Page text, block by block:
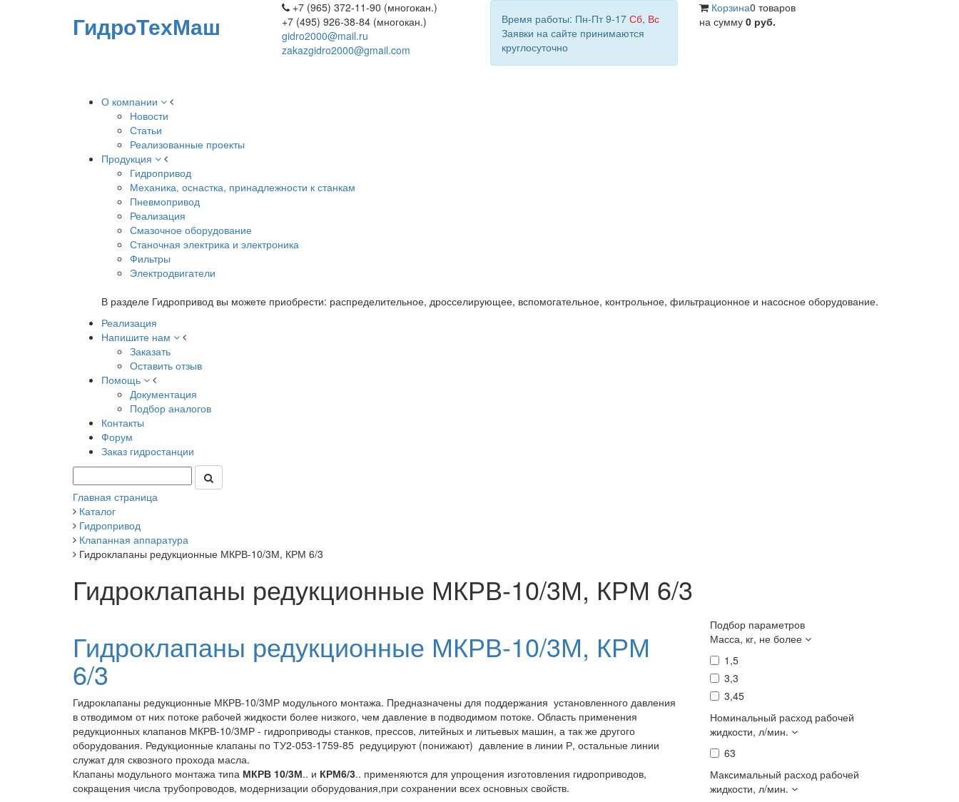
ГидроТехМаш
+7 (965) 372-11-90 (многокан.)
+7 (495) 926-38-84 (многокан.)
gidro2000@mail.ru
zakazgidro2000@gmail.com
Время работы: Пн-Пт 9-17 Сб, Вс
Заявки на сайте принимаются
круглосуточно
Корзина0 товаров
на сумму 0 руб.
О компании
Новости
Статьи
Реализованные проекты
Продукция
Гидропривод
Механика, оснастка, принадлежности к станкам
Пневмопривод
Реализация
Смазочное оборудование
Станочная электрика и электроника
Фильтры
Электродвигатели
В разделе Гидропривод вы можете приобрести: распределительное, дросселирующее, вспомогательное, контрольное, фильтрационное и насосное оборудование.
Реализация
Напишите нам
Заказать
Оставить отзыв
Помощь
Документация
Подбор аналогов
Контакты
Форум
Заказ гидростанции
Главная страница
Каталог
Гидропривод
Клапанная аппаратура
Гидроклапаны редукционные МКРВ-10/3М, КРМ 6/3
Гидроклапаны редукционные МКРВ-10/3М, КРМ 6/3
Подбор параметров
Масса, кг, не более
1,5
3,3
3,45
Номинальный расход рабочей
жидкости, л/мин.
63
Максимальный расход рабочей
жидкости, л/мин.
Гидроклапаны редукционные МКРВ-10/3М, КРМ
6/3
Гидроклапаны редукционные МКРВ-10/3МР модульного монтажа. Предназначены для поддержания установленного давления
в отводимом от них потоке рабочей жидкости более низкого, чем давление в подводимом потоке. Область применения
редукционных клапанов МКРВ-10/3МР - гидроприводы станков, прессов, литейных и литьевых машин, а так же другого
оборудования. Редукционные клапаны по ТУ2-053-1759-85 редуцируют (понижают) давление в линии Р, остальные линии
служат для сквозного прохода масла.
Клапаны модульного монтажа типа МКРВ 10/3М.. и КРМ6/3.. применяются для упрощения изготовления гидроприводов,
сокращения числа трубопроводов, модернизации оборудования,при сохранении всех основных свойств.